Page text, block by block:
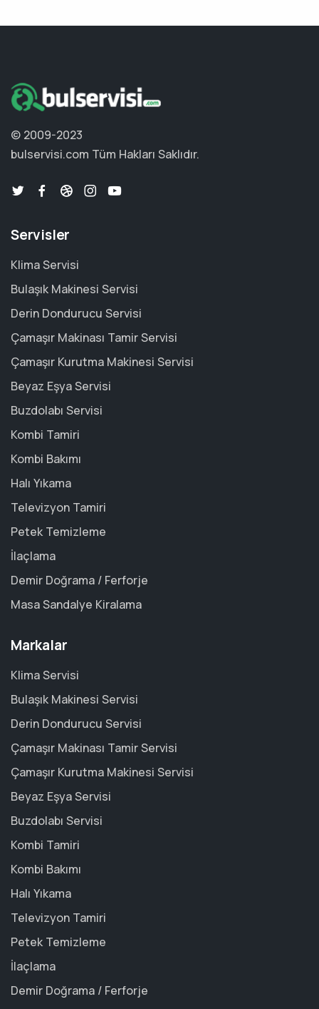
© 2009-2023
bulservisi.com Tüm Hakları Saklıdır.
Servisler
Klima Servisi
Bulaşık Makinesi Servisi
Derin Dondurucu Servisi
Çamaşır Makinası Tamir Servisi
Çamaşır Kurutma Makinesi Servisi
Beyaz Eşya Servisi
Buzdolabı Servisi
Kombi Tamiri
Kombi Bakımı
Halı Yıkama
Televizyon Tamiri
Petek Temizleme
İlaçlama
Demir Doğrama / Ferforje
Masa Sandalye Kiralama
Markalar
Klima Servisi
Bulaşık Makinesi Servisi
Derin Dondurucu Servisi
Çamaşır Makinası Tamir Servisi
Çamaşır Kurutma Makinesi Servisi
Beyaz Eşya Servisi
Buzdolabı Servisi
Kombi Tamiri
Kombi Bakımı
Halı Yıkama
Televizyon Tamiri
Petek Temizleme
İlaçlama
Demir Doğrama / Ferforje